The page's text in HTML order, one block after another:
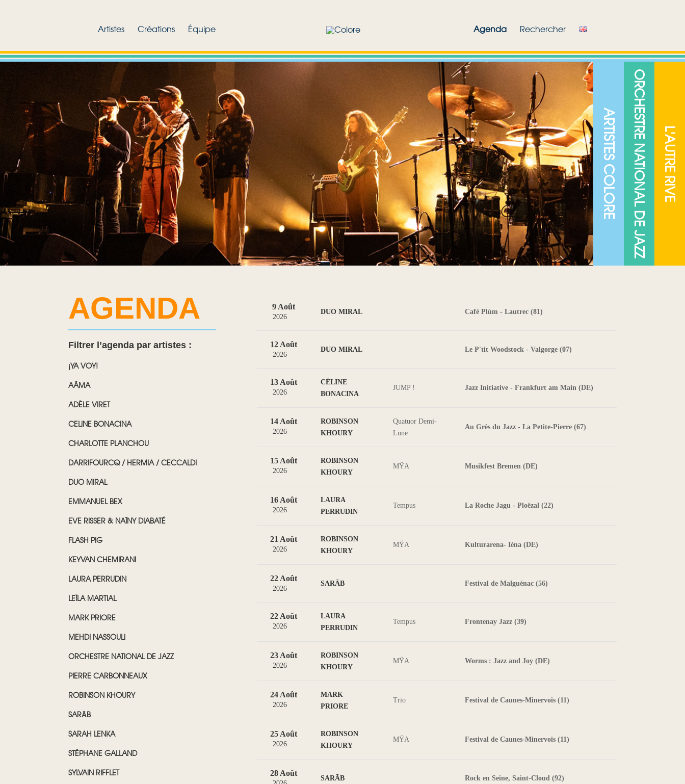
Artistes Créations Équipe Agenda Rechercher
ARTISTES COLOREORCHESTRE NATIONAL DE JAZZ L'AUTRE RIVE
AGENDA
Filtrer l’agenda par artistes :
¡YA VOY!
AÂMA
ADÈLE VIRET
CELINE BONACINA
CHARLOTTE PLANCHOU
DARRIFOURCQ / HERMIA / CECCALDI
DUO MIRAL
EMMANUEL BEX
EVE RISSER & NAÏNY DIABATÉ
FLASH PIG
KEYVAN CHEMIRANI
LAURA PERRUDIN
LEÏLA MARTIAL
MARK PRIORE
MEHDI NASSOULI
ORCHESTRE NATIONAL DE JAZZ
PIERRE CARBONNEAUX
ROBINSON KHOURY
SARĀB
SARAH LENKA
STÉPHANE GALLAND
SYLVAIN RIFFLET
9 Août
2026
DUO MIRAL Café Plùm - Lautrec (81)
12 Août
2026
DUO MIRAL Le P'tit Woodstock - Valgorge (07)
13 Août
2026
CÉLINE
BONACINA
JUMP ! Jazz Initiative - Frankfurt am Main (DE)
14 Août
2026
ROBINSON
KHOURY
Quatuor Demi-
Lune
Au Grès du Jazz - La Petite-Pierre (67)
15 Août
2026
ROBINSON
KHOURY
MŸA Musikfest Bremen (DE)
16 Août
2026
LAURA
PERRUDIN
Tempus La Roche Jagu - Ploëzal (22)
21 Août
2026
ROBINSON
KHOURY
MŸA Kulturarena- Iéna (DE)
22 Août
2026
SARĀB Festival de Malguénac (56)
22 Août
2026
LAURA
PERRUDIN
Tempus Frontenay Jazz (39)
23 Août
2026
ROBINSON
KHOURY
MŸA Worms : Jazz and Joy (DE)
24 Août
2026
MARK
PRIORE
Trio Festival de Caunes-Minervois (11)
25 Août
2026
ROBINSON
KHOURY
MŸA Festival de Caunes-Minervois (11)
28 Août
SARĀB Rock en Seine, Saint-Cloud (92)